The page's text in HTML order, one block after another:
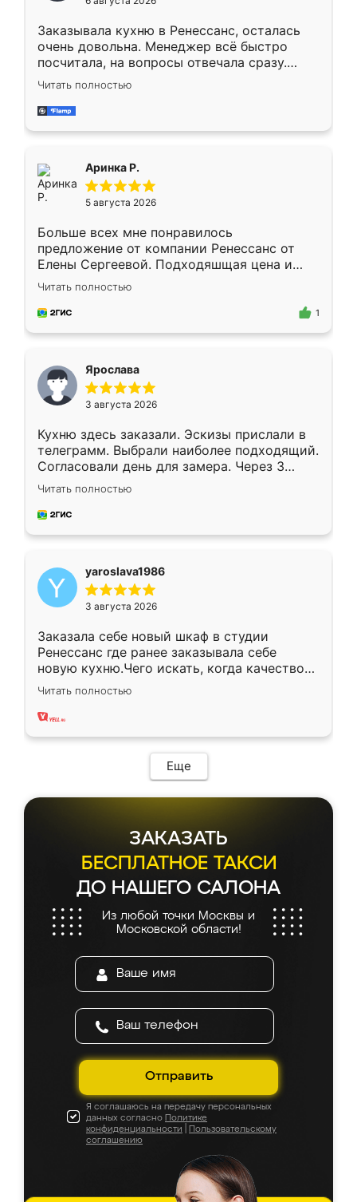
мебели буду заказывать только здесь.
Заказывала кухню в Ренессанс, осталась
очень довольна. Менеджер всё быстро
посчитала, на вопросы отвечала сразу.
Замерщик приехал в субботу, подошёл к
делу со всей ответственностью. Собрали
за день, ребята работали аккуратно, даже
Читать полностью
Аринка Р.
5 августа 2026
Больше всех мне понравилось
предложение от компании Ренессанс от
Елены Сергеевой. Подходяшщая цена и
короткие сроки изготовления. Приехавший
для замера сотрудник Владислав
предложил по моему эскизу самый
Читать полностью
1
Ярослава
3 августа 2026
Кухню здесь заказали. Эскизы прислали в
телеграмм. Выбрали наиболее подходящий.
Согласовали день для замера. Через 3
недели кухня была уже готова. Остались
довольны работой. Спасибо Ренессанс
мебель за качественную работу!
Читать полностью
yaroslava1986
3 августа 2026
Заказала себе новый шкаф в студии
Ренессанс где ранее заказывала себе
новую кухню.Чего искать, когда качеством
вполне довольна. Служит кухня уже почти
два года, нареканий нет.
Читать полностью
Еще
ЗАКАЗАТЬ
БЕСПЛАТНОЕ ТАКСИ
ДО НАШЕГО САЛОНА
Из любой точки Москвы и
Московской области!
Отправить
Я соглашаюсь на передачу персональных
данных согласно Политике
конфиденциальности
Пользовательскому
соглашению